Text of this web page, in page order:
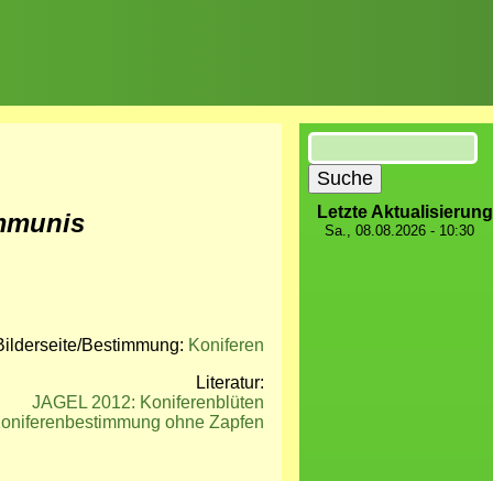
Bestimmung: Koniferen
Literatur:
JAGEL 2012: Koniferenblüten
ohne Zapfen
Suche
Letzte Aktualisierung
Sa., 08.08.2026 - 10:30